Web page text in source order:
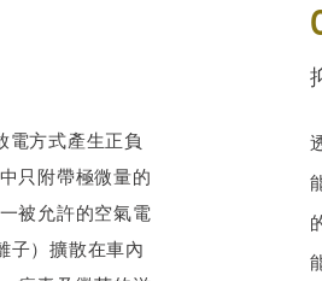
方式產生正負
只附帶極微量的
被允許的空氣電
子）擴散在車內